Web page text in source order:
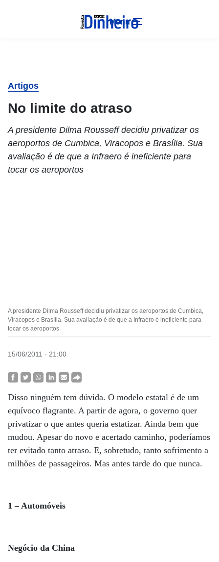
Menu
Artigos
No limite do atraso
A presidente Dilma Rousseff decidiu privatizar os
aeroportos de Cumbica, Viracopos e Brasília. Sua
avaliação é de que a Infraero é ineficiente para
tocar os aeroportos
A presidente Dilma Rousseff decidiu privatizar os aeroportos de Cumbica,
Viracopos e Brasília. Sua avaliação é de que a Infraero é ineficiente para
tocar os aeroportos
15/06/2011 - 21:00
Disso ninguém tem dúvida. O modelo estatal é de um
equívoco flagrante. A partir de agora, o governo quer
privatizar o que antes queria estatizar. Ainda bem que
mudou. Apesar do novo e acertado caminho, poderíamos
ter evitado tanto atraso. E, sobretudo, tanto sofrimento a
milhões de passageiros. Mas antes tarde do que nunca.
1 – Automóveis
Negócio da China